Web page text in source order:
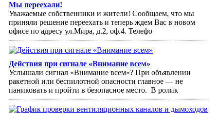
Мы переехали!
Уважаемые собственники и жители! Сообщаем, что мы
приняли решение переехать и теперь ждем Вас в новом
офисе по адресу ул.Мира, д.2, оф.4. Телефо
Действия при сигнале «Внимание всем»
Услышали сигнал «Внимание всем»? При объявлении
ракетной или беспилотной опасности главное — не
паниковать и пройти в безопасное место. ⁣ В ролик